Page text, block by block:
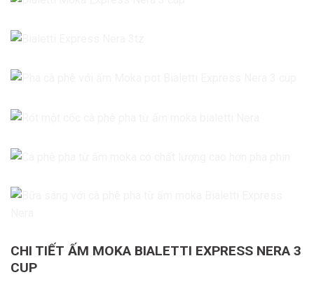
CHI TIẾT ẤM MOKA BIALETTI EXPRESS NERA 3
CUP